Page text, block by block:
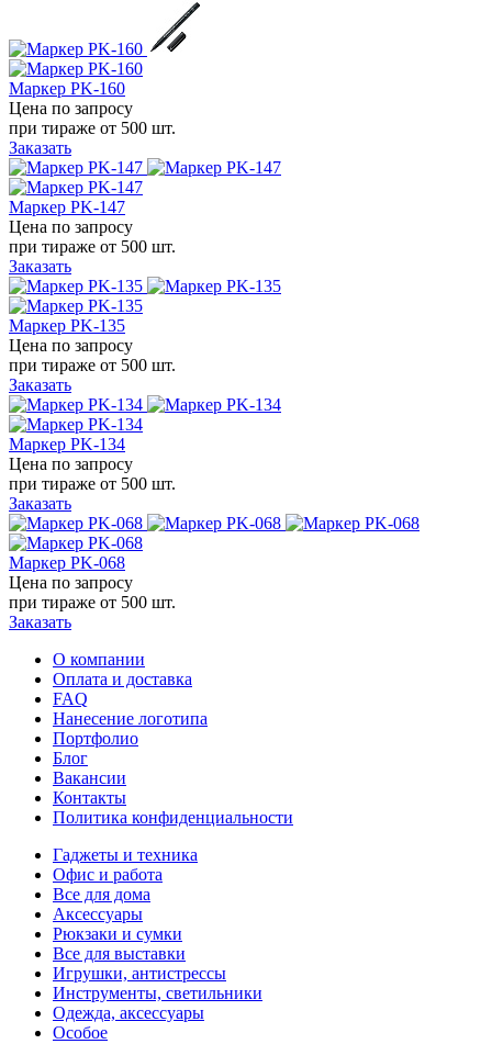
Маркер PK-160
Цена по запросу
при тираже от 500 шт.
Заказать
Маркер PK-147
Цена по запросу
при тираже от 500 шт.
Заказать
Маркер PK-135
Цена по запросу
при тираже от 500 шт.
Заказать
Маркер PK-134
Цена по запросу
при тираже от 500 шт.
Заказать
Маркер PK-068
Цена по запросу
при тираже от 500 шт.
Заказать
О компании
Оплата и доставка
FAQ
Нанесение логотипа
Портфолио
Блог
Вакансии
Контакты
Политика конфиденциальности
Гаджеты и техника
Офис и работа
Все для дома
Аксессуары
Рюкзаки и сумки
Все для выставки
Игрушки, антистрессы
Инструменты, светильники
Одежда, аксессуары
Особое